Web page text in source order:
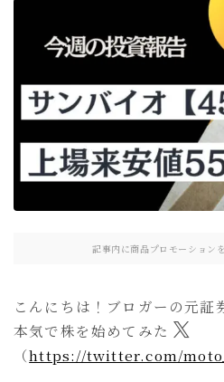
記事内に商品プロモーション
こんにちは！ブロガーの元証
本気で株を始めてみた
（https://twitter.com/